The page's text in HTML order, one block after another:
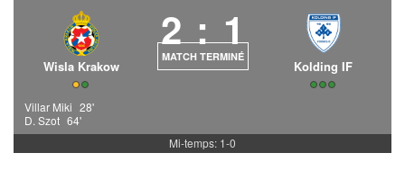
Wisla Krakow
2 : 1
MATCH TERMINÉ
Kolding IF
Villar Miki 28'
D. Szot 64'
Mi-temps: 1-0